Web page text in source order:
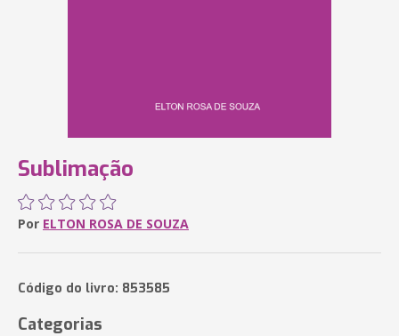
Sublimação
Por ELTON ROSA DE SOUZA
Código do livro: 853585
Categorias